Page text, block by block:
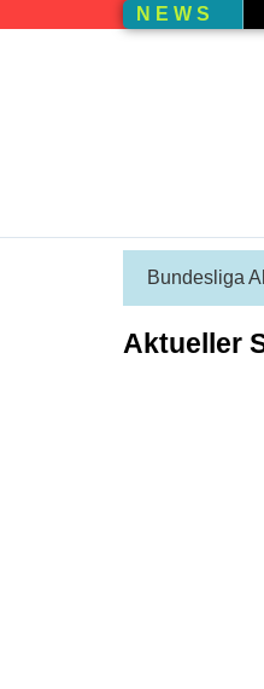
N E W S
Bundesliga
Aktueller